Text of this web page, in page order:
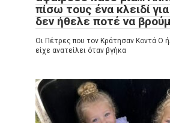
πίσω τους ένα κλειδί
δεν ήθελε ποτέ να
Οι Πέτρες που τον Κράτησαν Κοντά Ο
είχε ανατείλει όταν βγήκα